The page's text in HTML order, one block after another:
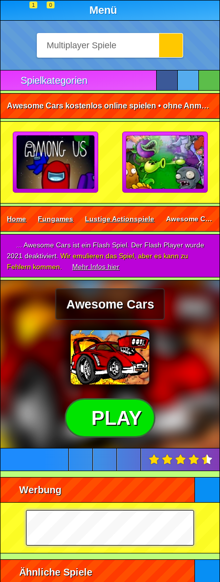
1 0 Menü
Spielkategorien
Awesome Cars kostenlos online spielen • ohne Anmeldung 🕹️
Home Fungames Lustige Actionspiele Awesome Cars
... Awesome Cars ist ein Flash Spiel. Der Flash Player wurde
2021 deaktiviert. Wir emulieren das Spiel, aber es kann zu
Fehlern kommen.
Mehr Infos hier
Awesome Cars
PLAY
Werbung
Ähnliche Spiele